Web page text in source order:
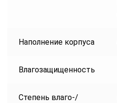
Наполнение корпуса
Влагозащищенность
Степень влаго-/